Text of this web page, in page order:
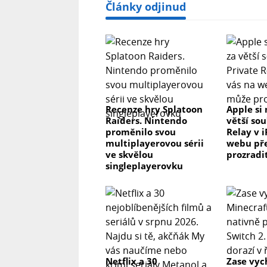
Články odjinud
Recenze hry Splatoon
Raiders. Nintendo
proměnilo svou
multiplayerovou sérii
ve skvělou
singleplayerovku
Apple si
větší
Relay v
webu
Netflix a 30
Zase